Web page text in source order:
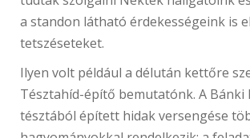
a standon látható érdekességeink is
tetszéseteket.
Ilyen volt például a délután kettőre
Tésztahíd-építő bemutatónk. A Bánki
tésztából épített hidak versengése